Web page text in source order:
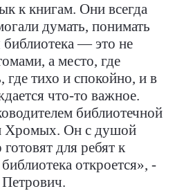
к книгам. Они всегда
думать, понимать
— это не
а место, где
где тихо и спокойно, и в
что-то важное.
библиотечной
Хромых. Он с душой
для ребят к
откроется», -